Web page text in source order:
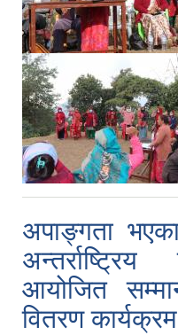
अपाङ्गता
आयोजित
वितरण कार्यक्रम